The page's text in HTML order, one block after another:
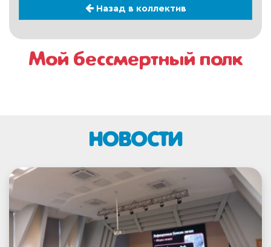
Назад в коллектив
Мой бессмертный полк
НОВОСТИ